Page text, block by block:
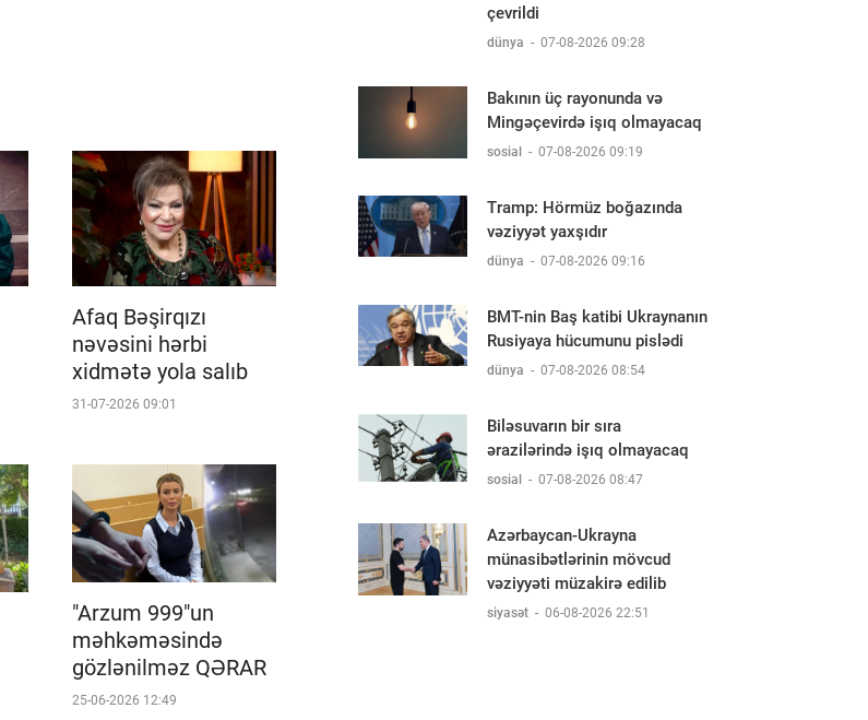
Afaq Bəşirqızı
nəvəsini hərbi
xidmətə yola salıb
31-07-2026 09:01
"Arzum 999"un
məhkəməsində
gözlənilməz QƏRAR
25-06-2026 12:49
çevrildi
dünya - 07-08-2026 09:28
Bakının üç rayonunda və
Mingəçevirdə işıq olmayacaq
sosial - 07-08-2026 09:19
Tramp: Hörmüz boğazında
vəziyyət yaxşıdır
dünya - 07-08-2026 09:16
BMT-nin Baş katibi Ukraynanın
Rusiyaya hücumunu pislədi
dünya - 07-08-2026 08:54
Biləsuvarın bir sıra
ərazilərində işıq olmayacaq
sosial - 07-08-2026 08:47
Azərbaycan-Ukrayna
münasibətlərinin mövcud
vəziyyəti müzakirə edilib
siyasət - 06-08-2026 22:51